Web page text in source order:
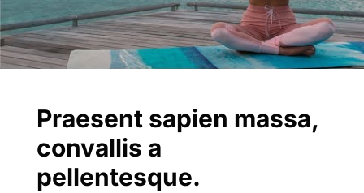
Praesent sapien massa,
convallis a
pellentesque.